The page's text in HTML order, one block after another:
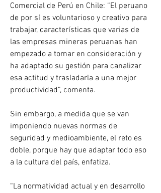
Comercial de Perú en Chile: “El peruano
de por sí es voluntarioso y creativo para
trabajar, características que varias de
las empresas mineras peruanas han
empezado a tomar en consideración y
ha adaptado su gestión para canalizar
esa actitud y trasladarla a una mejor
productividad”, comenta.
Sin embargo, a medida que se van
imponiendo nuevas normas de
seguridad y medioambiente, el reto es
doble, porque hay que adaptar todo eso
a la cultura del país, enfatiza.
“La normatividad actual y en desarrollo